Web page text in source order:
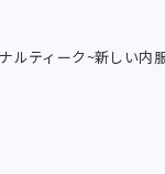
ナルティーク~新しい内